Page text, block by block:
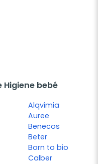
bebé
Alqvimia
Auree
Benecos
Beter
Born to bio
Calber